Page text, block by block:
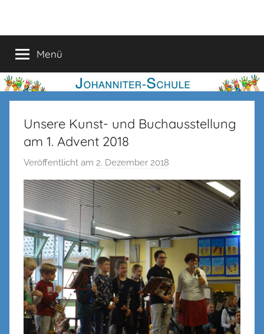
Schule
Menü
Unsere Kunst- und Buchausstellung
am 1. Advent 2018
Veröffentlicht am 2. Dezember 2018
o
n
c
s
t
o
h
e